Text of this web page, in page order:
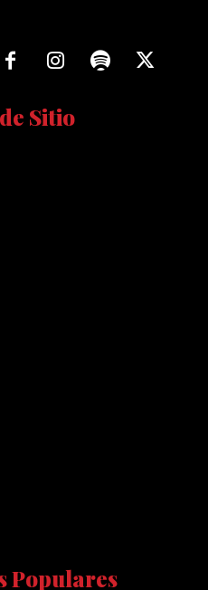
Sitio
Populares